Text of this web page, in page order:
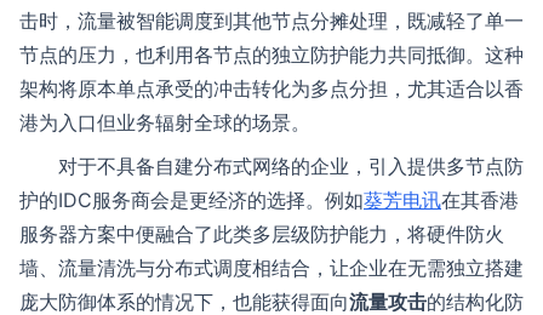
击时，流量被智能调度到其他节点分摊处理，既减轻了单一
节点的压力，也利用各节点的独立防护能力共同抵御。这种
架构将原本单点承受的冲击转化为多点分担，尤其适合以香
港为入口但业务辐射全球的场景。
对于不具备自建分布式网络的企业，引入提供多节点防
护的IDC服务商会是更经济的选择。例如葵芳电讯在其香港
服务器方案中便融合了此类多层级防护能力，将硬件防火
墙、流量清洗与分布式调度相结合，让企业在无需独立搭建
庞大防御体系的情况下，也能获得面向流量攻击的结构化防